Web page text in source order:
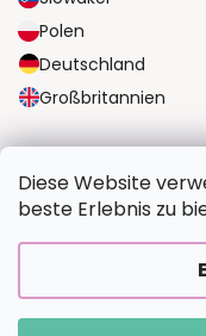
Diese Website
beste Erlebnis zu
Polen
Deutschland
Großbritannien
SICHERE